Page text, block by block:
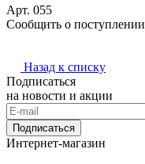
Арт. 055
Сообщить о поступлении
Назад к списку
Подписаться
на новости и акции
Подписаться
Интернет-магазин